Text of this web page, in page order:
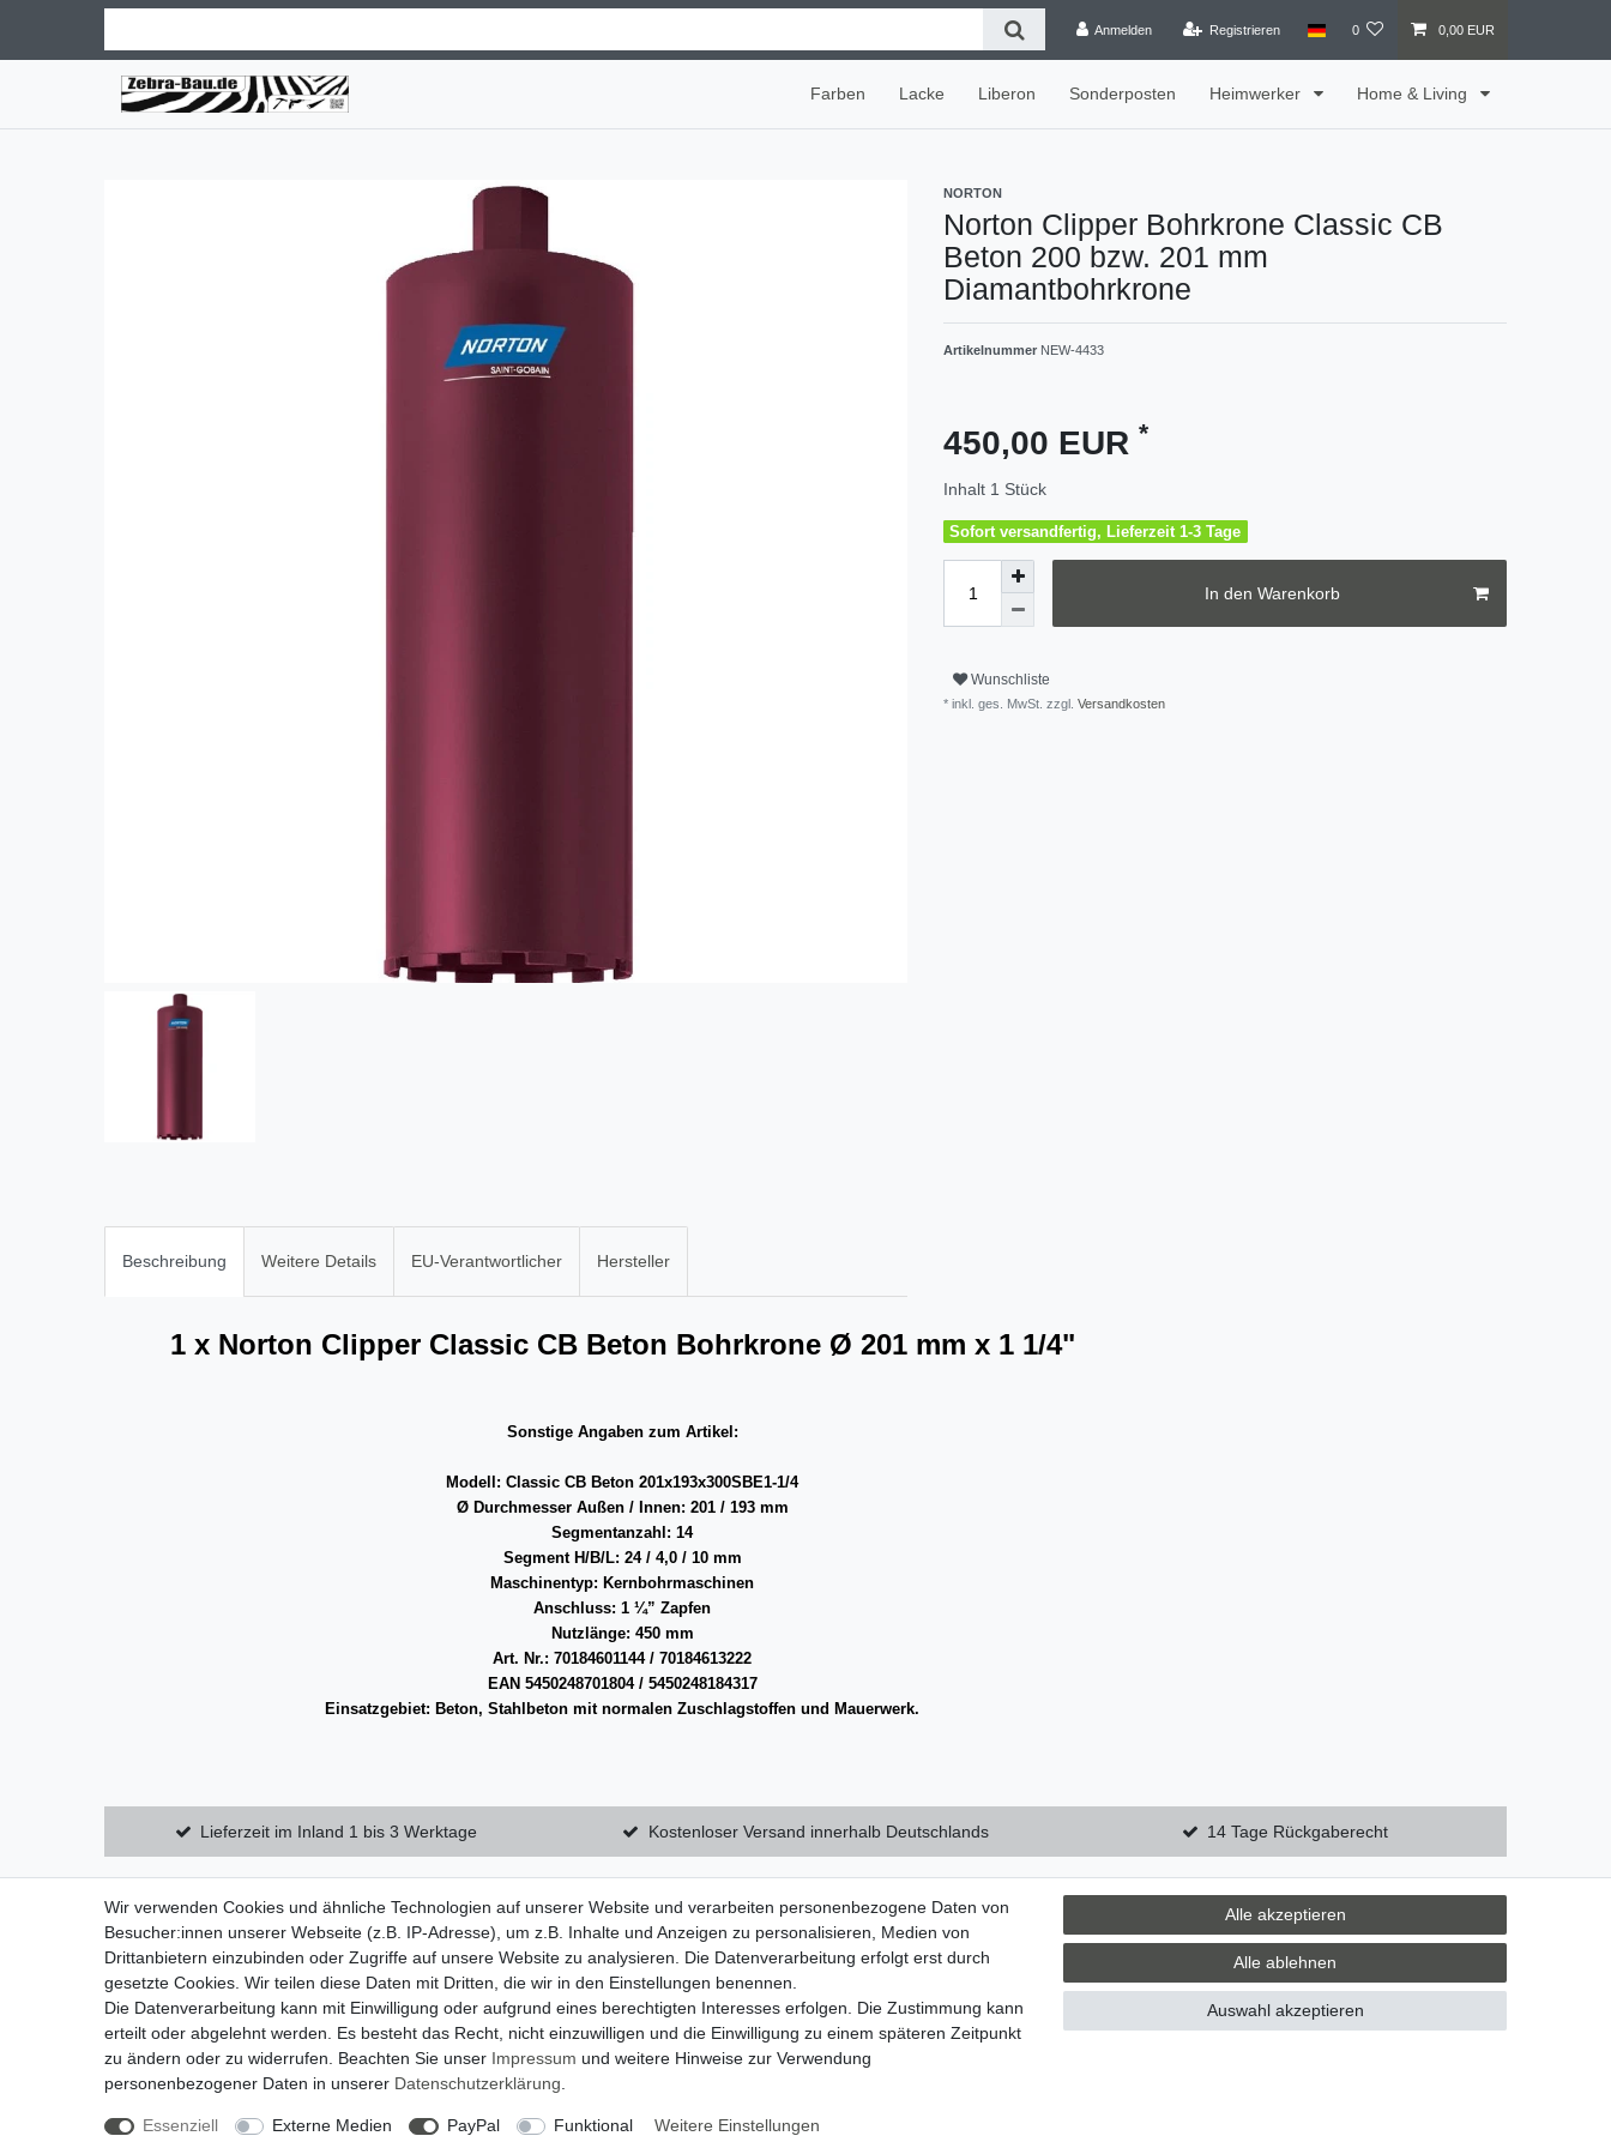
Anmelden Registrieren 0 0,00 EUR
Farben Lacke Liberon Sonderposten Heimwerker Home & Living
NORTON
Norton Clipper Bohrkrone Classic CB
Beton 200 bzw. 201 mm
Diamantbohrkrone
Artikelnummer NEW-4433
450,00 EUR *
Inhalt 1 Stück
Sofort versandfertig, Lieferzeit 1-3 Tage
In den Warenkorb
Wunschliste
* inkl. ges. MwSt. zzgl. Versandkosten
Beschreibung Weitere Details EU-Verantwortlicher Hersteller
1 x Norton Clipper Classic CB Beton Bohrkrone Ø 201 mm x 1 1/4"
Sonstige Angaben zum Artikel:
Modell: Classic CB Beton 201x193x300SBE1-1/4
Ø Durchmesser Außen / Innen: 201 / 193 mm
Segmentanzahl: 14
Segment H/B/L: 24 / 4,0 / 10 mm
Maschinentyp: Kernbohrmaschinen
Anschluss: 1 ¼” Zapfen
Nutzlänge: 450 mm
Art. Nr.: 70184601144 / 70184613222
EAN 5450248701804 / 5450248184317
Einsatzgebiet: Beton, Stahlbeton mit normalen Zuschlagstoffen und Mauerwerk.
Lieferzeit im Inland 1 bis 3 Werktage Kostenloser Versand innerhalb Deutschlands 14 Tage Rückgaberecht
Widerrufsrecht
Widerrufsformular
Datenschutzerklärung
AGB
Impressum
Zum Kontaktformular Zebra-Bau
06078 / 9675880
verkauf@zebra-bau.de
Montag - Freitag, 08:00 - 12:00
Wir verwenden Cookies und ähnliche Technologien auf unserer Website und verarbeiten personenbezogene Daten von
Besucher:innen unserer Webseite (z.B. IP-Adresse), um z.B. Inhalte und Anzeigen zu personalisieren, Medien von
Drittanbietern einzubinden oder Zugriffe auf unsere Website zu analysieren. Die Datenverarbeitung erfolgt erst durch
gesetzte Cookies. Wir teilen diese Daten mit Dritten, die wir in den Einstellungen benennen.
Die Datenverarbeitung kann mit Einwilligung oder aufgrund eines berechtigten Interesses erfolgen. Die Zustimmung kann
erteilt oder abgelehnt werden. Es besteht das Recht, nicht einzuwilligen und die Einwilligung zu einem späteren Zeitpunkt
zu ändern oder zu widerrufen. Beachten Sie unser Impressum und weitere Hinweise zur Verwendung
personenbezogener Daten in unserer Daten­schutz­erklärung
Essenziell Externe Medien PayPal Funktional Weitere Einstellungen
Alle akzeptieren
Alle ablehnen
Auswahl akzeptieren